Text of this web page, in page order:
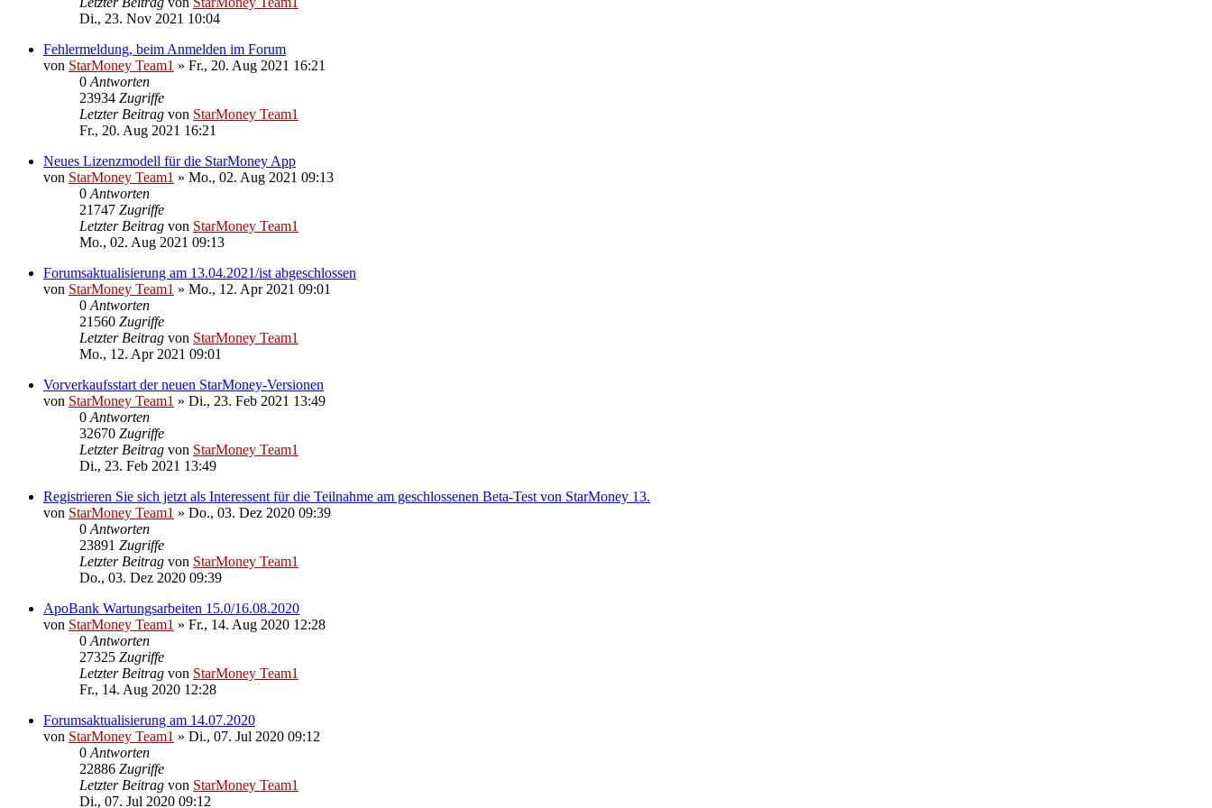
Di., 23. Nov 2021 10:04
Fehlermeldung, beim Anmelden im Forum
von StarMoney Team1 » Fr., 20. Aug 2021 16:21
0 Antworten
23934 Zugriffe
Letzter Beitrag von StarMoney Team1
Fr., 20. Aug 2021 16:21
Neues Lizenzmodell für die StarMoney App
von StarMoney Team1 » Mo., 02. Aug 2021 09:13
0 Antworten
21747 Zugriffe
Letzter Beitrag von StarMoney Team1
Mo., 02. Aug 2021 09:13
Forumsaktualisierung am 13.04.2021/ist abgeschlossen
von StarMoney Team1 » Mo., 12. Apr 2021 09:01
0 Antworten
21560 Zugriffe
Letzter Beitrag von StarMoney Team1
Mo., 12. Apr 2021 09:01
Vorverkaufsstart der neuen StarMoney-Versionen
von StarMoney Team1 » Di., 23. Feb 2021 13:49
0 Antworten
32670 Zugriffe
Letzter Beitrag von StarMoney Team1
Di., 23. Feb 2021 13:49
Registrieren Sie sich jetzt als Interessent für die Teilnahme am geschlossenen Beta-Test von StarMoney 13.
von StarMoney Team1 » Do., 03. Dez 2020 09:39
0 Antworten
23891 Zugriffe
Letzter Beitrag von StarMoney Team1
Do., 03. Dez 2020 09:39
ApoBank Wartungsarbeiten 15.0/16.08.2020
von StarMoney Team1 » Fr., 14. Aug 2020 12:28
0 Antworten
27325 Zugriffe
Letzter Beitrag von StarMoney Team1
Fr., 14. Aug 2020 12:28
Forumsaktualisierung am 14.07.2020
von StarMoney Team1 » Di., 07. Jul 2020 09:12
0 Antworten
22886 Zugriffe
Letzter Beitrag von StarMoney Team1
Di., 07. Jul 2020 09:12